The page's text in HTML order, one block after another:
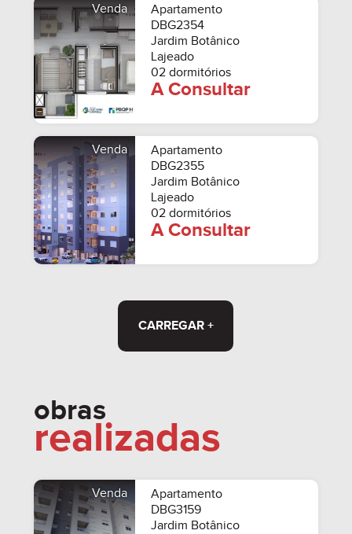
Venda
Apartamento
DBG2354
Jardim Botânico
Lajeado
02 dormitórios
A Consultar
Venda
Apartamento
DBG2355
Jardim Botânico
Lajeado
02 dormitórios
A Consultar
CARREGAR +
obras
realizadas
Venda
Apartamento
DBG3159
Jardim Botânico